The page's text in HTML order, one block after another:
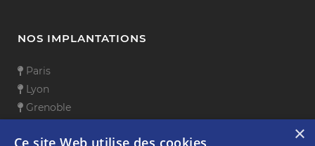
NOS IMPLANTATIONS
Paris
Lyon
Grenoble
×
Ce site Web utilise des cookies